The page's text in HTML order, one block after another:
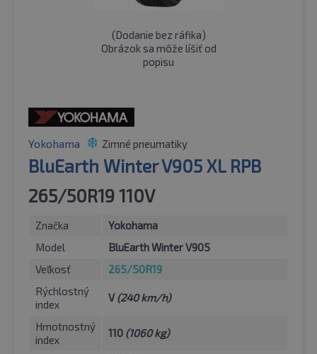
(Dodanie bez ráfika)
Obrázok sa môže líšiť od
popisu
Yokohama Zimné pneumatiky
BluEarth Winter V905 XL RPB
265/50R19 110V
Značka
Yokohama
Model
BluEarth Winter V905
Veľkosť
265/50R19
Rýchlostný
index
V(240 km/h)
Hmotnostný
index
110 (1060 kg)